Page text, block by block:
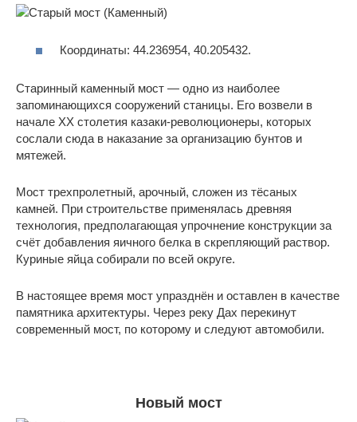
Координаты: 44.236954, 40.205432.
Старинный каменный мост — одно из наиболее
запоминающихся сооружений станицы. Его возвели в
начале XX столетия казаки-революционеры, которых
сослали сюда в наказание за организацию бунтов и
мятежей.
Мост трехпролетный, арочный, сложен из тёсаных
камней. При строительстве применялась древняя
технология, предполагающая упрочнение конструкции за
счёт добавления яичного белка в скрепляющий раствор.
Куриные яйца собирали по всей округе.
В настоящее время мост упразднён и оставлен в качестве
памятника архитектуры. Через реку Дах перекинут
современный мост, по которому и следуют автомобили.
Новый мост